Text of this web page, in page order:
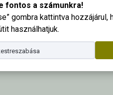
fontos a számunkra!
gombra kattintva hozzájárul,
használhatjuk.